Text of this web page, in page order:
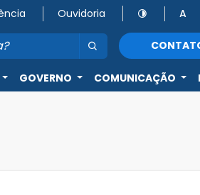
Ouvidoria A
GOVERNO COMUNICAÇÃO